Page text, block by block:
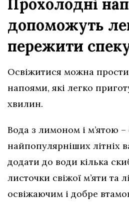
Прохолодні
допоможуть
пережити
Освіжитися можна
напоями, які легко
хвилин.
Вода з лимоном і м’ятою –
найпопулярніших літніх
додати до води кілька
листочки свіжої м’яти та
освіжаючим і добре